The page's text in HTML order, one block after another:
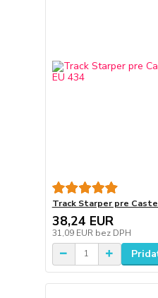
Track Starper pre Castel
38,24 EUR
31,09 EUR bez DPH